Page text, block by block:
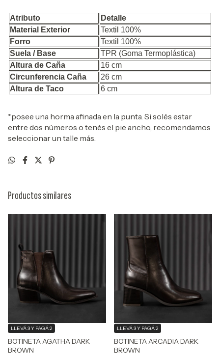
Atributo
Detalle
Material Exterior
Textil 100%
Forro
Textil 100%
Suela / Base
TPR (Goma Termoplástica)
Altura de Caña
16 cm
Circunferencia Caña
26 cm
Altura de Taco
6 cm
*posee una horma afinada en la punta. Si solés estar
entre dos números o tenés el pie ancho, recomendamos
seleccionar un talle más.
Productos similares
BOTINETA AGATHA DARK
BROWN
LLEVÁ 3 Y PAGÁ 2
BOTINETA ARCADIA DARK
BROWN
LLEVÁ 3 Y PAGÁ 2